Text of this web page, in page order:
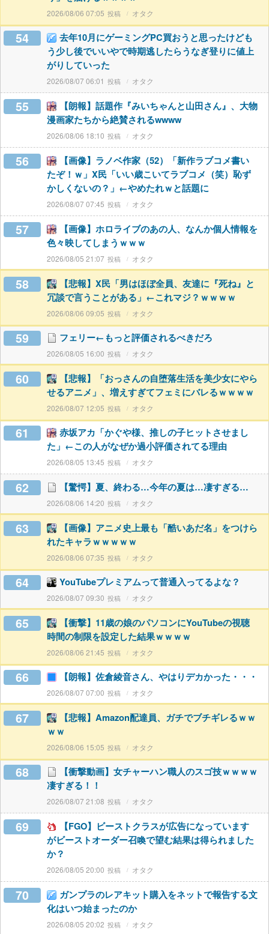
2026/08/06 07:05 オタク
54
去年10月にゲーミングPC買おうと思ったけども
う少し後でいいやで時期逃したらうなぎ登りに値上
がりしていった
2026/08/07 06:01 オタク
55
【朗報】話題作『みいちゃんと山田さん』、大物
漫画家たちから絶賛されるwwww
2026/08/06 18:10 オタク
56
【画像】ラノベ作家（52）「新作ラブコメ書い
たぞ！ｗ」X民「いい歳こいてラブコメ（笑）恥ず
かしくないの？」←やめたれｗと話題に
2026/08/07 07:45 オタク
57
【画像】ホロライブのあの人、なんか個人情報を
色々映してしまうｗｗｗ
2026/08/05 21:07 オタク
58
【悲報】X民「男はほぼ全員、友達に『死ね』と
冗談で言うことがある」←これマジ？ｗｗｗｗ
2026/08/06 09:05 オタク
59 フェリー←もっと評価されるべきだろ
2026/08/05 16:00 オタク
60
【悲報】「おっさんの自堕落生活を美少女にやら
せるアニメ」、増えすぎてフェミにバレるｗｗｗｗ
2026/08/07 12:05 オタク
61
赤坂アカ「かぐや様、推しの子ヒットさせまし
た」←この人がなぜか過小評価されてる理由
2026/08/05 13:45 オタク
62 【驚愕】夏、終わる…今年の夏は…凄すぎる…
2026/08/06 14:20 オタク
63
【画像】アニメ史上最も「酷いあだ名」をつけら
れたキャラｗｗｗｗｗ
2026/08/06 07:35 オタク
64 YouTubeプレミアムって普通入ってるよな？
2026/08/07 09:30 オタク
65
【衝撃】11歳の娘のパソコンにYouTubeの視聴
時間の制限を設定した結果ｗｗｗｗ
2026/08/06 21:45 オタク
66 【朗報】佐倉綾音さん、やはりデカかった・・・
2026/08/07 07:00 オタク
67
【悲報】Amazon配達員、ガチでブチギレるｗｗ
ｗｗ
2026/08/06 15:05 オタク
68
【衝撃動画】女チャーハン職人のスゴ技ｗｗｗｗ
凄すぎる！！
2026/08/07 21:08 オタク
69
【FGO】ビーストクラスが広告になっています
がビーストオーダー召喚で望む結果は得られました
か？
2026/08/05 20:00 オタク
70
ガンプラのレアキット購入をネットで報告する文
化はいつ始まったのか
2026/08/05 20:02 オタク